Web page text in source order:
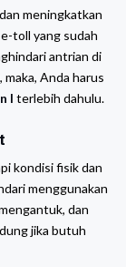
meningkatkan
toll yang sudah
antrian di
Anda harus
I terlebih dahulu.
kondisi fisik dan
menggunakan
dan
jika butuh